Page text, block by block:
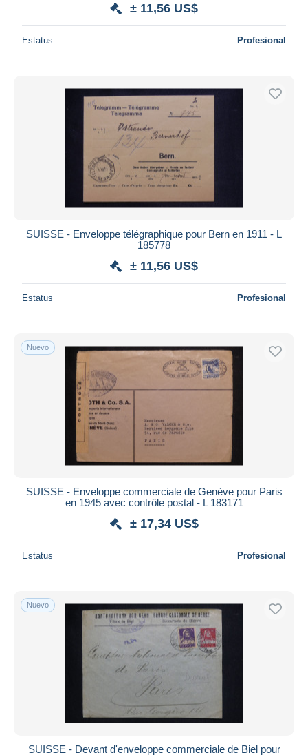
± 11,56 US$
Estatus Profesional
SUISSE - Enveloppe télégraphique pour Bern en 1911 - L
185778
± 11,56 US$
Estatus Profesional
Nuevo
SUISSE - Enveloppe commerciale de Genève pour Paris
en 1945 avec contrôle postal - L 183171
± 17,34 US$
Estatus Profesional
Nuevo
SUISSE - Devant d'enveloppe commerciale de Biel pour